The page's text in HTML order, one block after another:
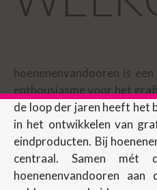
hoenenenvandooren is
enthousiasme voor het
de loop der jaren heeft het
in het ontwikkelen van
eindproducten. Bij
centraal. Samen mét
hoenenenvandooren